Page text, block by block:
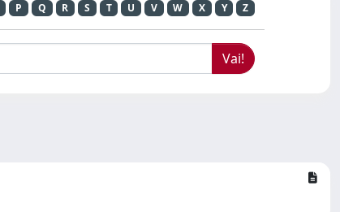
P Q R S T U V W X Y Z